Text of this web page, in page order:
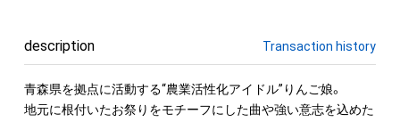
description Transaction history
青森県を拠点に活動する“農業活性化アイドル”りんご娘。
地元に根付いたお祭りをモチーフにした曲や強い意志を込めた